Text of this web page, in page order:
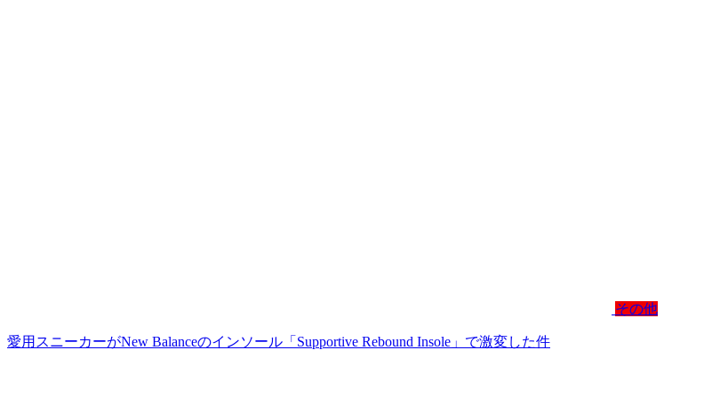
その他
愛用スニーカーがNew Balanceのインソール「Supportive Rebound Insole」で激変した件